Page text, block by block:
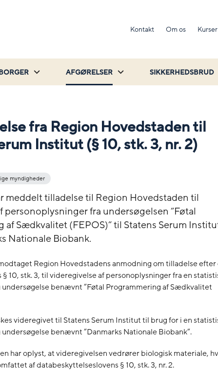
Kontakt Om os Kurser
AFGØRELSER SIKKERHEDSBRUD
fra Region Hovedstaden til
Institut (§ 10, stk. 3, nr. 2)
myndigheder
meddelt tilladelse til Region Hovedstaden til
personoplysninger fra undersøgelsen ”Føtal
af Sædkvalitet (FEPOS)” til Statens Serum
Nationale Biobank.
Region Hovedstadens anmodning om tilladelse
10, stk. 3, til videregivelse af personoplysninger fra en
benævnt ”Føtal Programmering af Sædkvalitet
videregivet til Statens Serum Institut til brug for i en
benævnt ”Danmarks Nationale Biobank”.
har oplyst, at videregivelsen vedrører biologisk materiale,
af databeskyttelseslovens § 10, stk. 3, nr. 2.